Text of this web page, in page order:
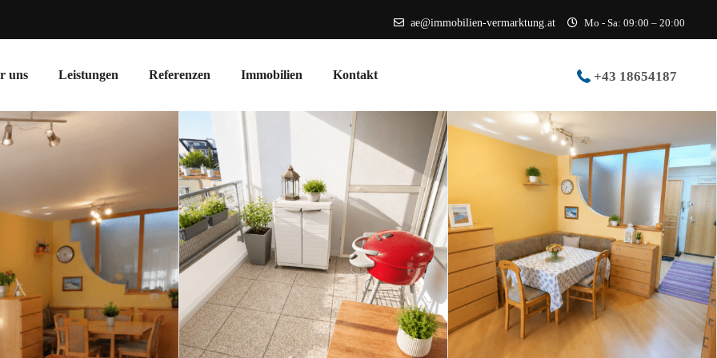
ae@immobilien-vermarktung.at Mo - Sa: 09:00 – 20:00
+43 18654187
uns Leistungen Referenzen Immobilien Kontakt